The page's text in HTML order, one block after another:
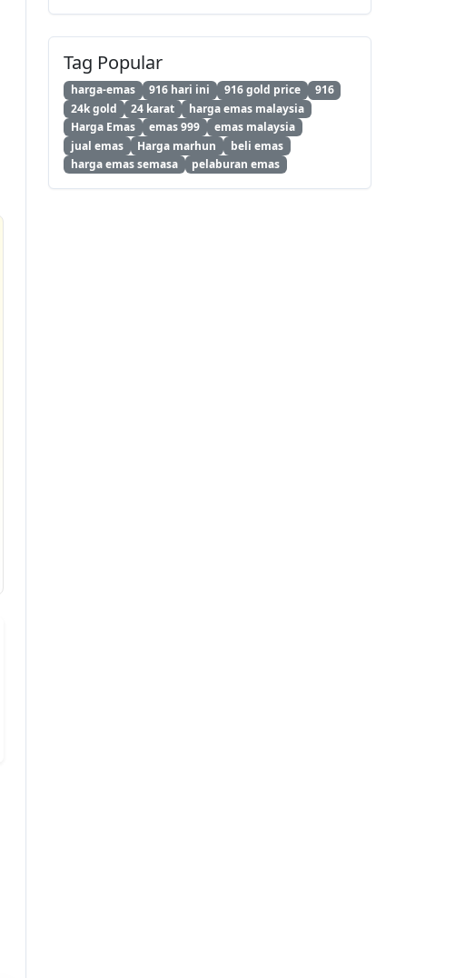
Tag Popular
harga-emas 916 hari ini 916 gold price
916
24k gold
24 karat
harga emas malaysia
Harga Emas
emas 999
emas malaysia
jual emas
Harga marhun
beli emas
harga emas semasa
pelaburan emas